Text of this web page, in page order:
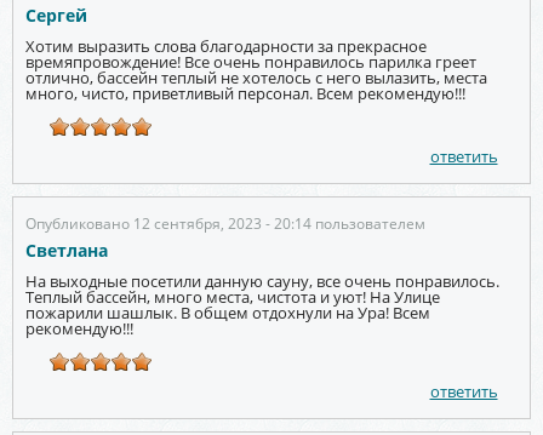
Сергей
Хотим выразить слова благодарности за прекрасное
времяпровождение! Все очень понравилось парилка греет
отлично, бассейн теплый не хотелось с него вылазить, места
много, чисто, приветливый персонал. Всем рекомендую!!!
ответить
Опубликовано 12 сентября, 2023 - 20:14 пользователем
Светлана
На выходные посетили данную сауну, все очень понравилось.
Теплый бассейн, много места, чистота и уют! На Улице
пожарили шашлык. В общем отдохнули на Ура! Всем
рекомендую!!!
ответить